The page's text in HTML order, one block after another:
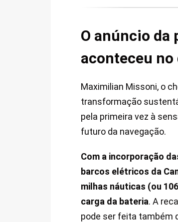
O anúncio da
aconteceu no
Maximilian Missoni, o
transformação
pela primeira vez à
futuro da navegação.
Com a incorporação
barcos elétricos da
milhas náuticas (ou
carga da bateria. A
pode ser feita também